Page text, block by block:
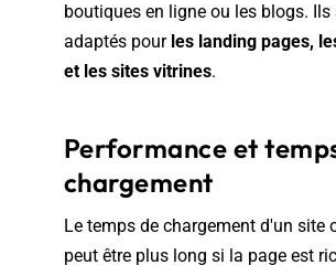
boutiques en ligne ou les blogs.
adaptés pour les landing pages,
et les sites vitrines.
Performance et
chargement
Le temps de chargement d'un site
peut être plus long si la page est